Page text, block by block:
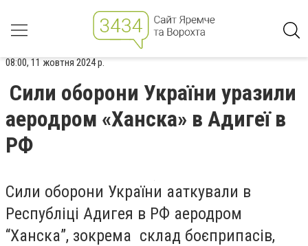
08:00, 11 жовтня 2024 р.
Сили оборони України уразили
аеродром «Ханска» в Адигеї в
РФ
Сили оборони України ааткували в
Республіці Адигея в РФ аеродром
“Ханска”, зокрема склад боєприпасів,